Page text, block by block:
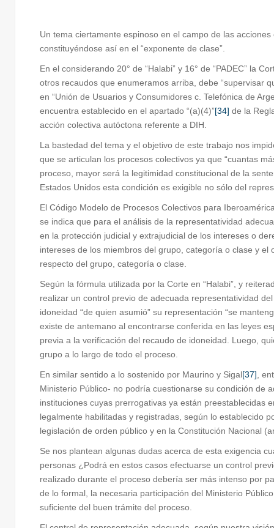
Un tema ciertamente espinoso en el campo de las
constituyéndose así en el “exponente de clase”.
En el considerando 20° de “Halabi” y 16° de “PADEC” la
otros recaudos que enumeramos arriba, debe “supervisar
en “Unión de Usuarios y Consumidores c. Telefónica de
encuentra establecido en el apartado “(a)(4)”[34] de la
acción colectiva autóctona referente a DIH.
La bastedad del tema y el objetivo de este trabajo nos
que se articulan los procesos colectivos ya que “cuantas
proceso, mayor será la legitimidad constitucional de la
Estados Unidos esta condición es exigible no sólo del
El Código Modelo de Procesos Colectivos para
se indica que para el análisis de la representatividad
en la protección judicial y extrajudicial de los intereses o
intereses de los miembros del grupo, categoría o clase
respecto del grupo, categoría o clase.
Según la fórmula utilizada por la Corte en “Halabi”, y
realizar un control previo de adecuada representatividad
idoneidad “de quien asumió” su representación “se
existe de antemano al encontrarse conferida en las leyes
previa a la verificación del recaudo de idoneidad. Luego,
grupo a lo largo de todo el proceso.
En similar sentido a lo sostenido por Maurino y Sigal[37] ,
Ministerio Público- no podría cuestionarse su condición de
instituciones cuyas prerrogativas ya están preestablecidas
legalmente habilitadas y registradas, según lo establecido
legislación de orden público y en la Constitución Nacional
Se nos plantean algunas dudas acerca de esta exigencia
personas ¿Podrá en estos casos efectuarse un control
realizado durante el proceso debería ser más intenso por
de lo formal, la necesaria participación del Ministerio
suficiente del buen trámite del proceso.